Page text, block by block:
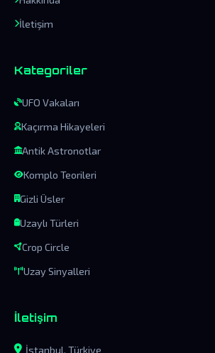
İletişim
Kategoriler
UFO Vakaları
Kaçırma Hikayeleri
Antik Astronotlar
Komplo Teorileri
Gizli Üsler
Uzaylı Türleri
Crop Circle
Uzay Sinyalleri
İletişim
İstanbul, Türkiye